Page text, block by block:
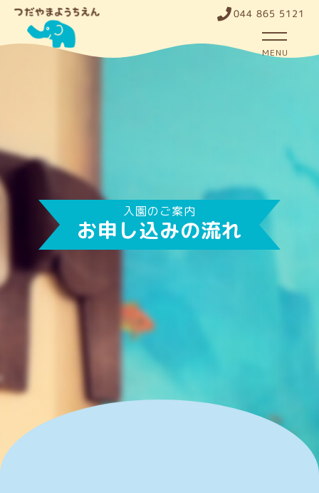
044 865 5121
MENU
入園のご案内
お申し込みの流れ